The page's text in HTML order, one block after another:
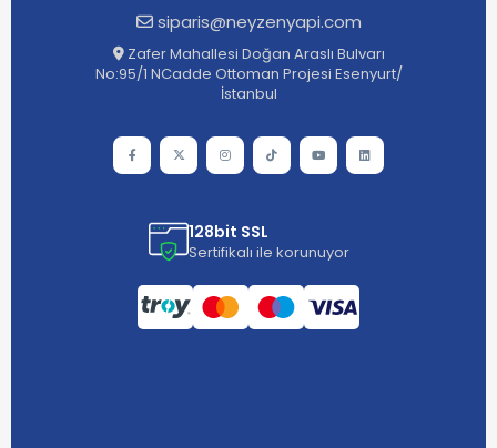
siparis@neyzenyapi.com
Zafer Mahallesi Doğan Araslı Bulvarı
No:95/1 NCadde Ottoman Projesi Esenyurt/
İstanbul
128bit SSL
Sertifikalı ile korunuyor